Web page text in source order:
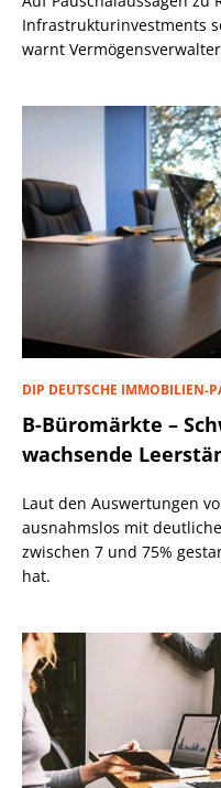
Infrastrukturinvestments
warnt
DIP DEUTSCHE IMMOBILIEN-
B-Büromärkte –
wachsende
Laut den Auswertungen
ausnahmslos mit
zwischen 7 und 75%
hat.